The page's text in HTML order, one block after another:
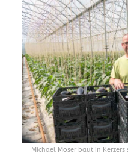
Michael Moser baut in